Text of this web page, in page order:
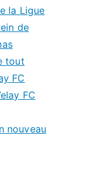
la Ligue
de
tout
FC
FC
nouveau